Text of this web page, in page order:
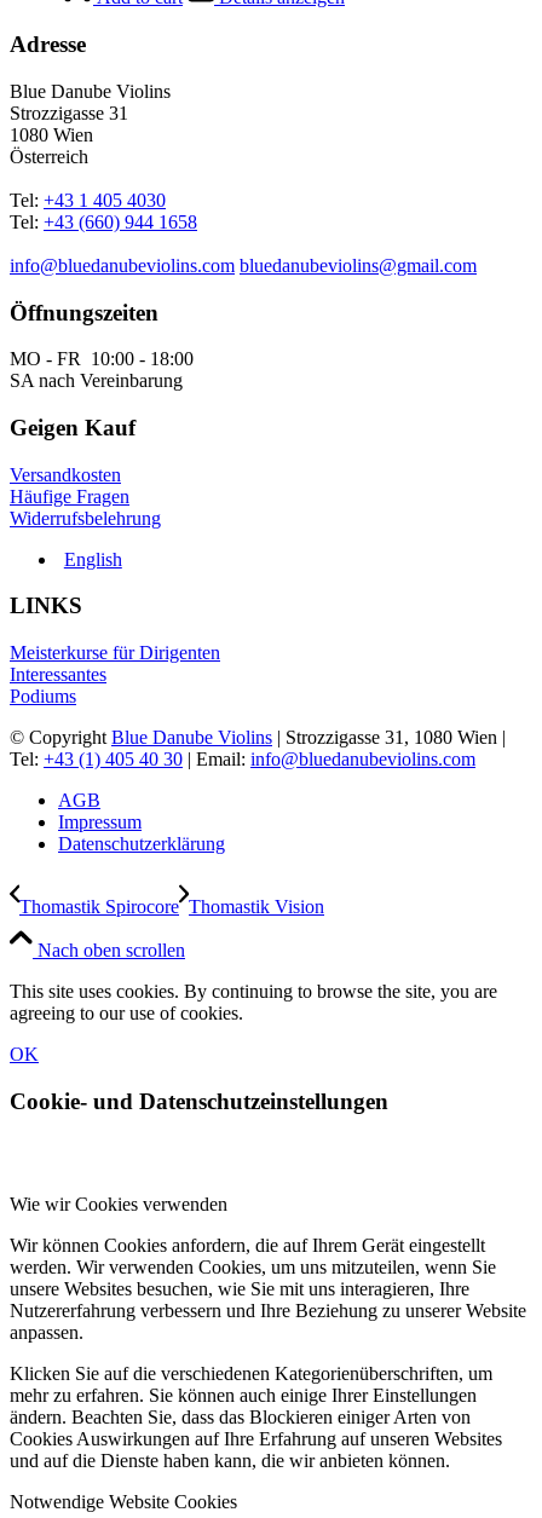
Adresse
Blue Danube Violins
Strozzigasse 31
1080 Wien
Österreich
Tel: +43 1 405 4030
Tel: +43 (660) 944 1658
info@bluedanubeviolins.com bluedanubeviolins@gmail.com
Öffnungszeiten
MO - FR 10:00 - 18:00
SA nach Vereinbarung
Geigen Kauf
Versandkosten
Häufige Fragen
Widerrufsbelehrung
English
LINKS
Meisterkurse für Dirigenten
Interessantes
Podiums
© Copyright Blue Danube Violins | Strozzigasse 31, 1080 Wien |
Tel: +43 (1) 405 40 30 | Email: info@bluedanubeviolins.com
AGB
Impressum
Datenschutzerklärung
Thomastik Spirocore Thomastik Vision
Nach oben scrollen
This site uses cookies. By continuing to browse the site, you are
agreeing to our use of cookies.
OK
Cookie- und Datenschutzeinstellungen
Wie wir Cookies verwenden
Wir können Cookies anfordern, die auf Ihrem Gerät eingestellt
werden. Wir verwenden Cookies, um uns mitzuteilen, wenn Sie
unsere Websites besuchen, wie Sie mit uns interagieren, Ihre
Nutzererfahrung verbessern und Ihre Beziehung zu unserer Website
anpassen.
Klicken Sie auf die verschiedenen Kategorienüberschriften, um
mehr zu erfahren. Sie können auch einige Ihrer Einstellungen
ändern. Beachten Sie, dass das Blockieren einiger Arten von
Cookies Auswirkungen auf Ihre Erfahrung auf unseren Websites
und auf die Dienste haben kann, die wir anbieten können.
Notwendige Website Cookies